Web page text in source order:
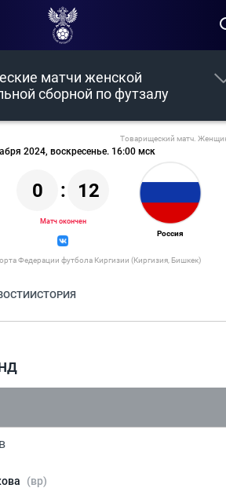
матчи женской
сборной по футзалу
2024, воскресенье. 16:00 мск
Товарищеский матч.
0 : 12
Матч окончен
Россия
Федерации футбола Киргизии (Киргизия, Бишкек)
ИСТОРИЯ
(вр)